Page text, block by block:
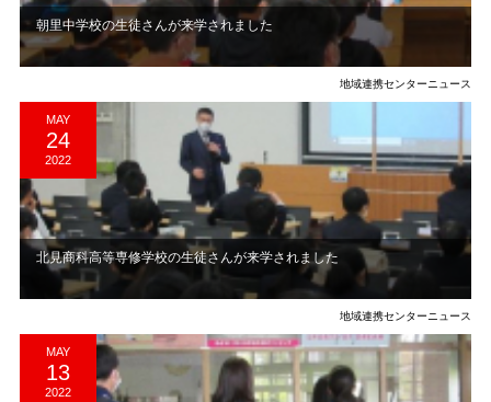
朝里中学校の生徒さんが来学されました
地域連携センターニュース
MAY
24
2022
北見商科高等専修学校の生徒さんが来学されました
地域連携センターニュース
MAY
13
2022